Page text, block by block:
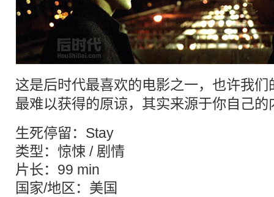
这是后时代最喜欢的电影之一，也许我们
最难以获得的原谅，其实来源于你自己的
生死停留：Stay
类型：惊悚 / 剧情
片长：99 min
国家/地区：美国